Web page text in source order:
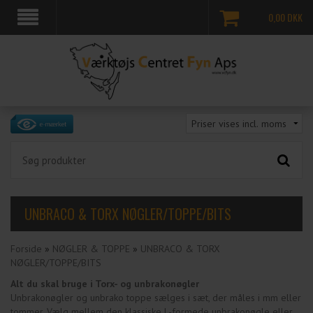
0,00 DKK
UNBRACO & TORX NØGLER/TOPPE/BITS
Forside » NØGLER & TOPPE » UNBRACO & TORX
NØGLER/TOPPE/BITS
Alt du skal bruge i Torx- og unbrakonøgler
Unbrakonøgler og unbrako toppe sælges i sæt, der måles i mm eller